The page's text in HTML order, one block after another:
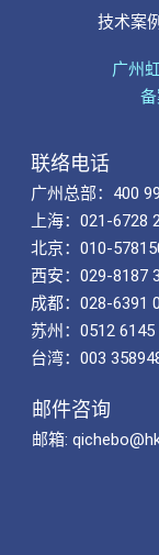
技术案
广州
联络电话
广州总部：400
上海：021-6728
北京：010-
西安：029-8187
成都：028-6391
苏州：0512 6145
台湾：003
邮件咨询
邮箱: